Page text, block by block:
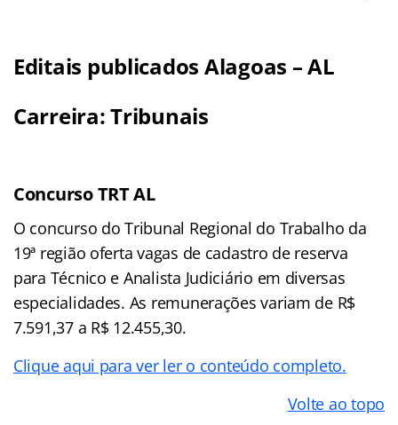
Editais publicados Alagoas – AL
Carreira: Tribunais
Concurso TRT AL
O concurso do Tribunal Regional do Trabalho da
19ª região oferta vagas de cadastro de reserva
para Técnico e Analista Judiciário em diversas
especialidades. As remunerações variam de R$
7.591,37 a R$ 12.455,30.
Clique aqui para ver ler o conteúdo completo.
Volte ao topo